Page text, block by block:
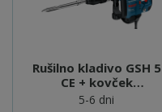
Rušilno kladivo GSH 5
CE + kovček
(0611321000)
5-6 dni